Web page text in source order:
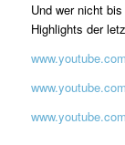
Und wer nicht
Highlights der